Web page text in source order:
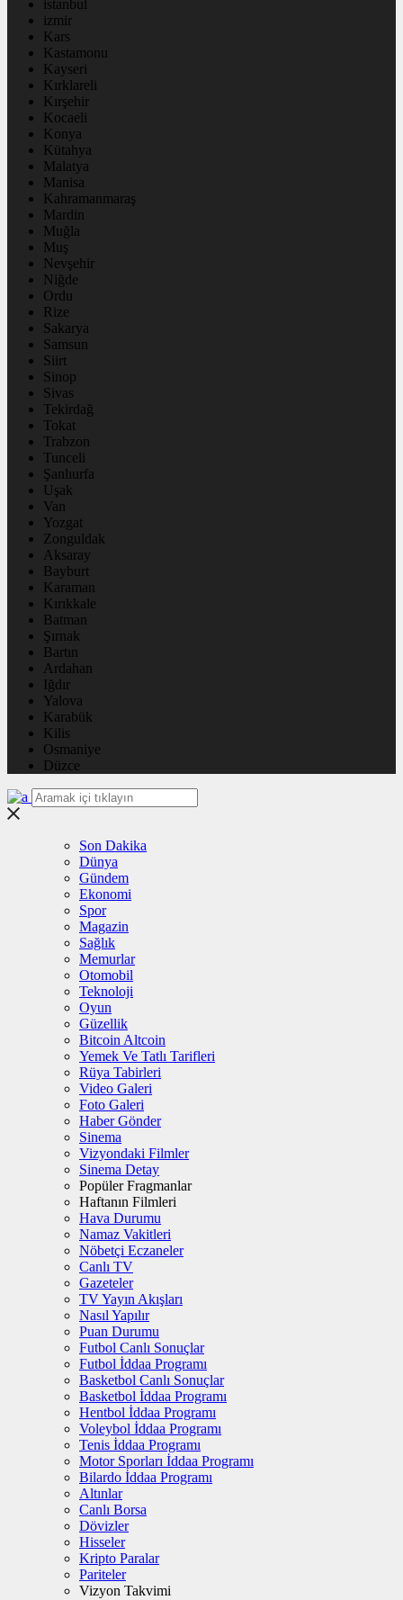
istanbul
izmir
Kars
Kastamonu
Kayseri
Kırklareli
Kırşehir
Kocaeli
Konya
Kütahya
Malatya
Manisa
Kahramanmaraş
Mardin
Muğla
Muş
Nevşehir
Niğde
Ordu
Rize
Sakarya
Samsun
Siirt
Sinop
Sivas
Tekirdağ
Tokat
Trabzon
Tunceli
Şanlıurfa
Uşak
Van
Yozgat
Zonguldak
Aksaray
Bayburt
Karaman
Kırıkkale
Batman
Şırnak
Bartın
Ardahan
Iğdır
Yalova
Karabük
Kilis
Osmaniye
Düzce
Son Dakika
Dünya
Gündem
Ekonomi
Spor
Magazin
Sağlık
Memurlar
Otomobil
Teknoloji
Oyun
Güzellik
Bitcoin Altcoin
Yemek Ve Tatlı Tarifleri
Rüya Tabirleri
Video Galeri
Foto Galeri
Haber Gönder
Sinema
Vizyondaki Filmler
Sinema Detay
Popüler Fragmanlar
Haftanın Filmleri
Hava Durumu
Namaz Vakitleri
Nöbetçi Eczaneler
Canlı TV
Gazeteler
TV Yayın Akışları
Nasıl Yapılır
Puan Durumu
Futbol Canlı Sonuçlar
Futbol İddaa Programı
Basketbol Canlı Sonuçlar
Basketbol İddaa Programı
Hentbol İddaa Programı
Voleybol İddaa Programı
Tenis İddaa Programı
Motor Sporları İddaa Programı
Bilardo İddaa Programı
Altınlar
Canlı Borsa
Dövizler
Hisseler
Kripto Paralar
Pariteler
Vizyon Takvimi